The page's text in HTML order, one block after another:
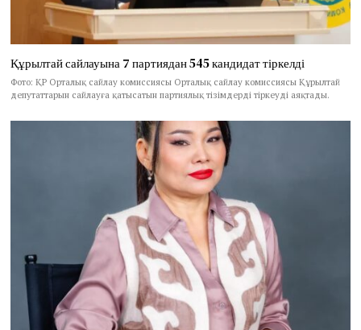
Құрылтай сайлауына 7 партиядан 545 кандидат тіркелді
Фото: ҚР Орталық сайлау комиссиясы Орталық сайлау комиссиясы Құрылтай
депутаттарын сайлауға қатысатын партиялық тізімдерді тіркеуді аяқтады.